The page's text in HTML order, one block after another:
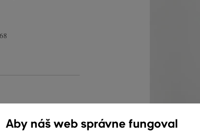
Aby náš web správne fungoval